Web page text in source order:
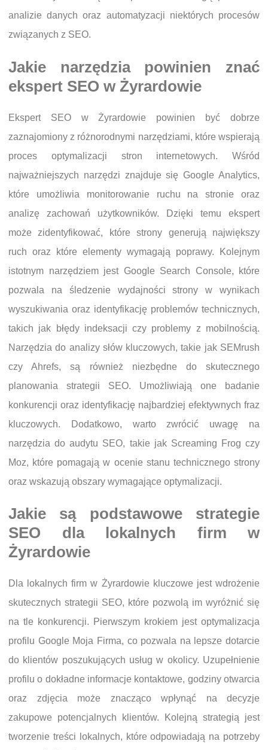
analizie danych oraz automatyzacji niektórych procesów
związanych z SEO.
Jakie narzędzia powinien znać
ekspert SEO w Żyrardowie
Ekspert SEO w Żyrardowie powinien być dobrze
zaznajomiony z różnorodnymi narzędziami, które wspierają
proces optymalizacji stron internetowych. Wśród
najważniejszych narzędzi znajduje się Google Analytics,
które umożliwia monitorowanie ruchu na stronie oraz
analizę zachowań użytkowników. Dzięki temu ekspert
może zidentyfikować, które strony generują największy
ruch oraz które elementy wymagają poprawy. Kolejnym
istotnym narzędziem jest Google Search Console, które
pozwala na śledzenie wydajności strony w wynikach
wyszukiwania oraz identyfikację problemów technicznych,
takich jak błędy indeksacji czy problemy z mobilnością.
Narzędzia do analizy słów kluczowych, takie jak SEMrush
czy Ahrefs, są również niezbędne do skutecznego
planowania strategii SEO. Umożliwiają one badanie
konkurencji oraz identyfikację najbardziej efektywnych fraz
kluczowych. Dodatkowo, warto zwrócić uwagę na
narzędzia do audytu SEO, takie jak Screaming Frog czy
Moz, które pomagają w ocenie stanu technicznego strony
oraz wskazują obszary wymagające optymalizacji.
Jakie są podstawowe strategie
SEO dla lokalnych firm w
Żyrardowie
Dla lokalnych firm w Żyrardowie kluczowe jest wdrożenie
skutecznych strategii SEO, które pozwolą im wyróżnić się
na tle konkurencji. Pierwszym krokiem jest optymalizacja
profilu Google Moja Firma, co pozwala na lepsze dotarcie
do klientów poszukujących usług w okolicy. Uzupełnienie
profilu o dokładne informacje kontaktowe, godziny otwarcia
oraz zdjęcia może znacząco wpłynąć na decyzje
zakupowe potencjalnych klientów. Kolejną strategią jest
tworzenie treści lokalnych, które odpowiadają na potrzeby